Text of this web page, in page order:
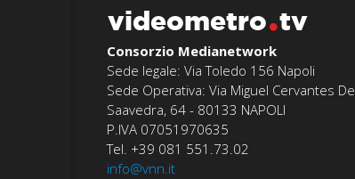
videometro tv
Consorzio Medianetwork
Sede legale: Via Toledo 156 Napoli
Sede Operativa: Via Miguel Cervantes De
Saavedra, 64 - 80133 NAPOLI
P.IVA 07051970635
Tel. +39 081 551.73.02
info@vnn.it